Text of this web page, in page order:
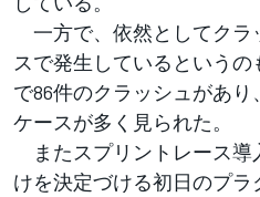
一方で、依然としてクラ
スで発生しているという
で86件のクラッシュがあ
ケースが多く見られた。
またスプリントレース導
けを決定づける初日のプ